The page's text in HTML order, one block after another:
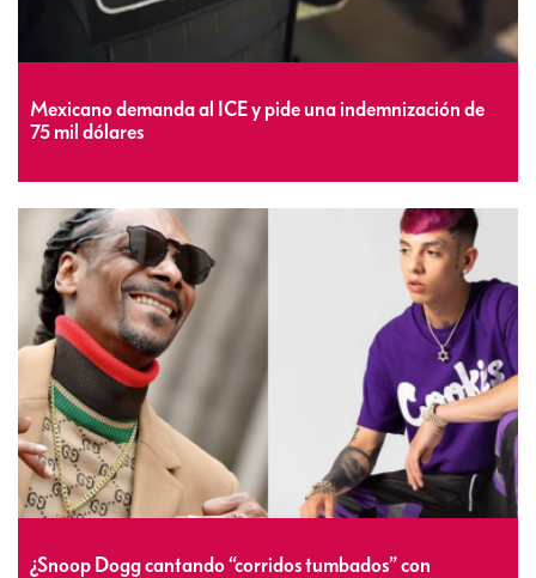
Mexicano demanda al ICE y pide una indemnización de
75 mil dólares
¿Snoop Dogg cantando “corridos tumbados” con